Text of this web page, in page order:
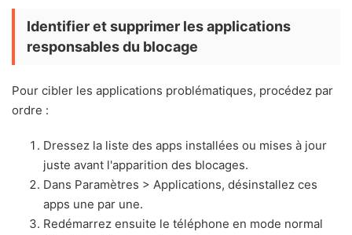
Identifier et supprimer les applications
responsables du blocage
Pour cibler les applications problématiques, procédez par
ordre :
Dressez la liste des apps installées ou mises à jour
juste avant l'apparition des blocages.
Dans Paramètres > Applications, désinstallez ces
apps une par une.
Redémarrez ensuite le téléphone en mode normal